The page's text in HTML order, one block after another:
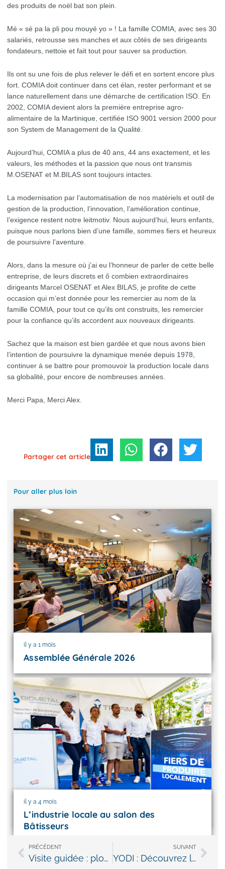
des produits de noël bat son plein.
Mé « sé pa la pli pou mouyé yo » ! La famille COMIA, avec ses 30
salariés, retrousse ses manches et aux côtés de ses dirigeants
fondateurs, nettoie et fait tout pour sauver sa production.
Ils ont su une fois de plus relever le défi et en sortent encore plus
fort. COMIA doit continuer dans cet élan, rester performant et se
lance naturellement dans une démarche de certification ISO. En
2002, COMIA devient alors la première entreprise agro-
alimentaire de la Martinique, certifiée ISO 9001 version 2000 pour
son System de Management de la Qualité.
Aujourd’hui, COMIA a plus de 40 ans, 44 ans exactement, et les
valeurs, les méthodes et la passion que nous ont transmis
M.OSENAT et M.BILAS sont toujours intactes.
La modernisation par l’automatisation de nos matériels et outil de
gestion de la production, l’innovation, l’amélioration continue,
l’exigence restent notre leitmotiv. Nous aujourd’hui, leurs enfants,
puisque nous parlons bien d’une famille, sommes fiers et heureux
de poursuivre l’aventure.
Alors, dans la mesure où j’ai eu l’honneur de parler de cette belle
entreprise, de leurs discrets et ô combien extraordinaires
dirigeants Marcel OSENAT et Alex BILAS, je profite de cette
occasion qui m’est donnée pour les remercier au nom de la
famille COMIA, pour tout ce qu’ils ont construits, les remercier
pour la confiance qu’ils accordent aux nouveaux dirigeants.
Sachez que la maison est bien gardée et que nous avons bien
l’intention de poursuivre la dynamique menée depuis 1978,
continuer à se battre pour promouvoir la production locale dans
sa globalité, pour encore de nombreuses années.
Merci Papa, Merci Alex.
Partager cet article
Pour aller plus loin
il y a 1 mois
Assemblée Générale 2026
il y a 4 mois
L’industrie locale au salon des
Bâtisseurs
Précédent
PRÉCÉDENT
Visite guidée : plongez avec nous au cœur de l’usine Socariz
SUIVANT
YODI : Découvrez la saga familiale derrière cette entreprise agro-alimentaire